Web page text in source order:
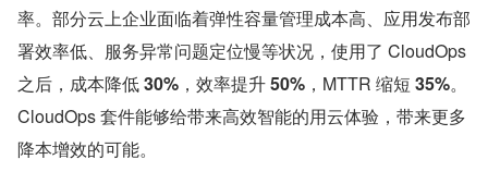
率。部分云上企业面临着弹性容量管理成本高、应用发布部
署效率低、服务异常问题定位慢等状况，使用了 CloudOps
之后，成本降低 30% ，效率提升 50% ，MTTR 缩短 35%。
CloudOps 套件能够给带来高效智能的用云体验，带来更多
降本增效的可能。